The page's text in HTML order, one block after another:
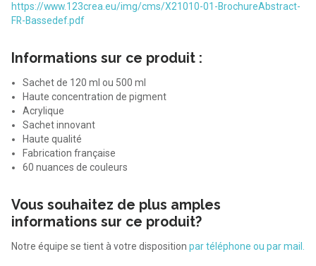
https://www.123crea.eu/img/cms/X21010-01-BrochureAbstract-
FR-Bassedef.pdf
Informations sur ce produit :
Sachet de 120 ml ou 500 ml
Haute concentration de pigment
Acrylique
Sachet innovant
Haute qualité
Fabrication française
60 nuances de couleurs
Vous souhaitez de plus amples
informations sur ce produit?
Notre équipe se tient à votre disposition par téléphone ou par mail.